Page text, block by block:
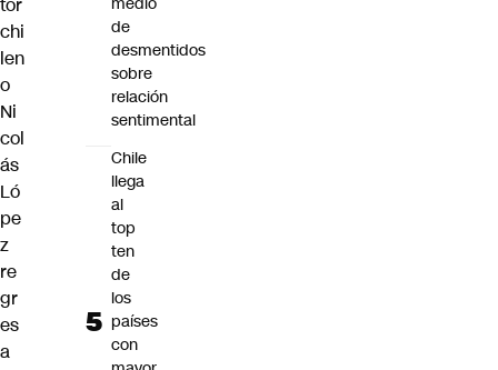
chi
len
o
Ni
col
ás
Ló
pe
z
re
gr
es
a
de
desmentidos
sobre
relación
sentimental
Chile
llega
al
top
ten
de
los
países
con